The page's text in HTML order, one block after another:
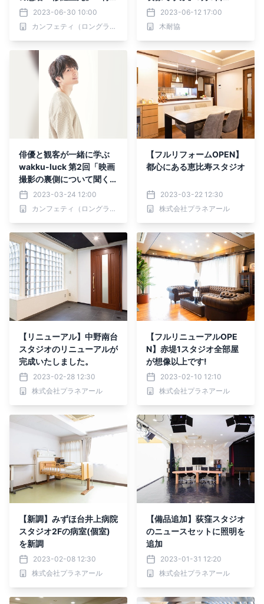
イベント開催決定 カンフ
ェティでチケット発売
2023-06-30 10:00
カンフェティ（ロングランプランニング株式会社）
（土）に開催
2023-06-12 17:00
木耐協
俳優と観客が⼀緒に学ぶ
wakku-luck 第2回「映画
撮影の裏側について聞く」
映画監督 松本了を迎えて
開催決定 カンフェティで
チケット発売
2023-03-24 12:00
カンフェティ（ロングランプランニング株式会社）
【フルリフォームOPEN】
都心にある恵比寿スタジオ
2023-03-22 12:30
株式会社プラネアール
【リニューアル】中野南台
スタジオのリニューアルが
完成いたしました。
2023-02-28 12:30
株式会社プラネアール
【フルリニューアルOPE
N】赤堤1スタジオ全部屋
が想像以上です!
2023-02-10 12:10
株式会社プラネアール
【新調】みずほ台井上病院
スタジオ2Fの病室(個室)
を新調
2023-02-08 12:30
株式会社プラネアール
【備品追加】荻窪スタジオ
のニュースセットに照明を
追加
2023-01-31 12:20
株式会社プラネアール